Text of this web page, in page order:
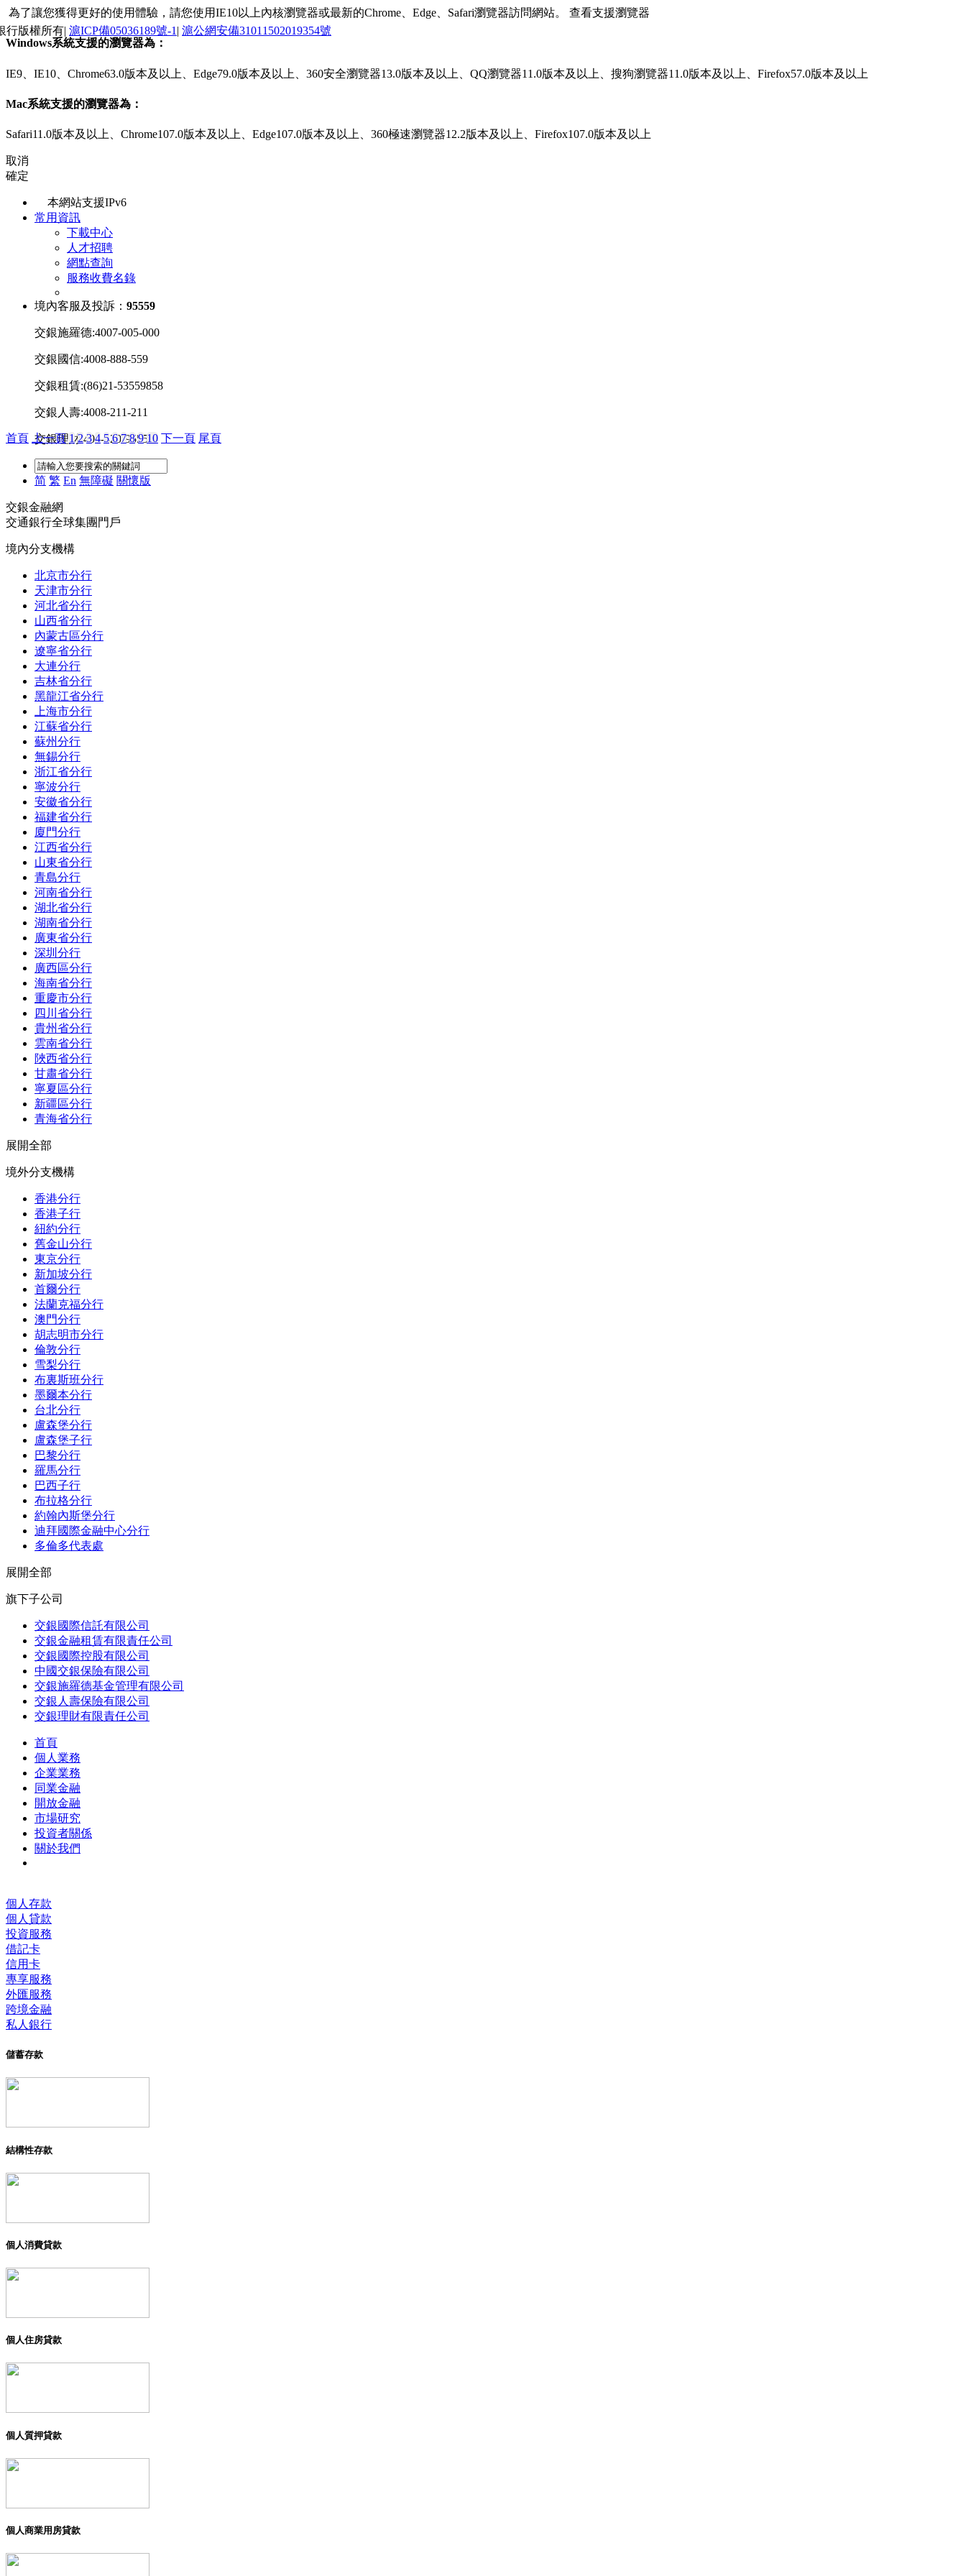
為了讓您獲得更好的使用體驗，請您使用IE10以上內核瀏覽器或最新的Chrome、Edge、Safari瀏覽器訪問網站。 查看支援瀏覽器
Windows系統支援的瀏覽器為：
IE9、IE10、Chrome63.0版本及以上、Edge79.0版本及以上、360安全瀏覽器13.0版本及以上、QQ瀏覽器11.0版本及以上、搜狗瀏覽器11.0版本及以上、Firefox57.0版本及以上
Mac系統支援的瀏覽器為：
Safari11.0版本及以上、Chrome107.0版本及以上、Edge107.0版本及以上、360極速瀏覽器12.2版本及以上、Firefox107.0版本及以上
取消
確定
本網站支援IPv6
常用資訊
下載中心
人才招聘
網點查詢
服務收費名錄
境內客服及投訴： 95559
交銀施羅德:4007-005-000
交銀國信:4008-888-559
交銀租賃:(86)21-53559858
交銀人壽:4008-211-211
交銀理財:400-820-9555
简 繁 En 無障礙 關懷版
交銀金融網
交通銀行全球集團門戶
境內分支機構
北京市分行
天津市分行
河北省分行
山西省分行
內蒙古區分行
遼寧省分行
大連分行
吉林省分行
黑龍江省分行
上海市分行
江蘇省分行
蘇州分行
無錫分行
浙江省分行
寧波分行
安徽省分行
福建省分行
廈門分行
江西省分行
山東省分行
青島分行
河南省分行
湖北省分行
湖南省分行
廣東省分行
深圳分行
廣西區分行
海南省分行
重慶市分行
四川省分行
貴州省分行
雲南省分行
陜西省分行
甘肅省分行
寧夏區分行
新疆區分行
青海省分行
展開全部
境外分支機構
香港分行
香港子行
紐約分行
舊金山分行
東京分行
新加坡分行
首爾分行
法蘭克福分行
澳門分行
胡志明市分行
倫敦分行
雪梨分行
布裏斯班分行
墨爾本分行
台北分行
盧森堡分行
盧森堡子行
巴黎分行
羅馬分行
巴西子行
布拉格分行
約翰內斯堡分行
迪拜國際金融中心分行
多倫多代表處
展開全部
旗下子公司
交銀國際信託有限公司
交銀金融租賃有限責任公司
交銀國際控股有限公司
中國交銀保險有限公司
交銀施羅德基金管理有限公司
交銀人壽保險有限公司
交銀理財有限責任公司
首頁
個人業務
企業業務
同業金融
開放金融
市場研究
投資者關係
關於我們
個人存款
個人貸款
投資服務
借記卡
信用卡
專享服務
外匯服務
跨境金融
私人銀行
儲蓄存款
結構性存款
個人消費貸款
個人住房貸款
個人質押貸款
個人商業用房貸款
首頁 上一頁 1 2 3 4 5 6 7 8 9 10 下一頁 尾頁
行版權所有| 滬ICP備05036189號-1 | 滬公網安備31011502019354號